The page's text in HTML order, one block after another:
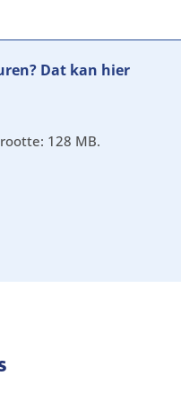
Dat kan hier
128 MB.